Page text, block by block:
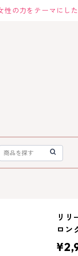
性の力をテーマにし
リリ
ロン